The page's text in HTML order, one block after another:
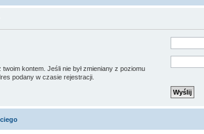
kontem. Jeśli nie był zmieniany z poziomu
podany w czasie rejestracji.